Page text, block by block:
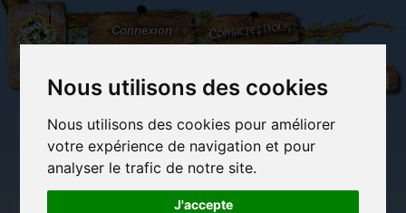
Nous utilisons des cookies
Nous utilisons des cookies pour améliorer
votre expérience de navigation et pour
analyser le trafic de notre site.
J'accepte
L'Arbre
aux
100.000
Connexion Contactez-nous
(vide)